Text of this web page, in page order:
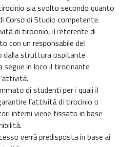
sia svolto secondo quanto
Corso di Studio competente.
di tirocinio, il referente di
con un responsabile del
dalla struttura ospitante
segue in loco il tirocinante
di studenti per i quali il
l’attività di tirocinio o
interni viene fissato in base
verrà predisposta in base ai